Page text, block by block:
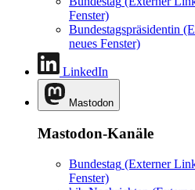
Fenster)
Bundestagspräsidentin
neues Fenster)
LinkedIn
Mastodon
Mastodon-Kanäle
Bundestag (Externer
Fenster)